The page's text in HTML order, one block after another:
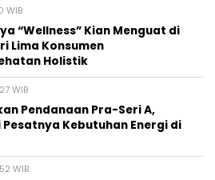
WIB
“Wellness” Kian Menguat di
Lima Konsumen
Holistik
WIB
Pendanaan Pra-Seri A,
Kebutuhan Energi di
WIB